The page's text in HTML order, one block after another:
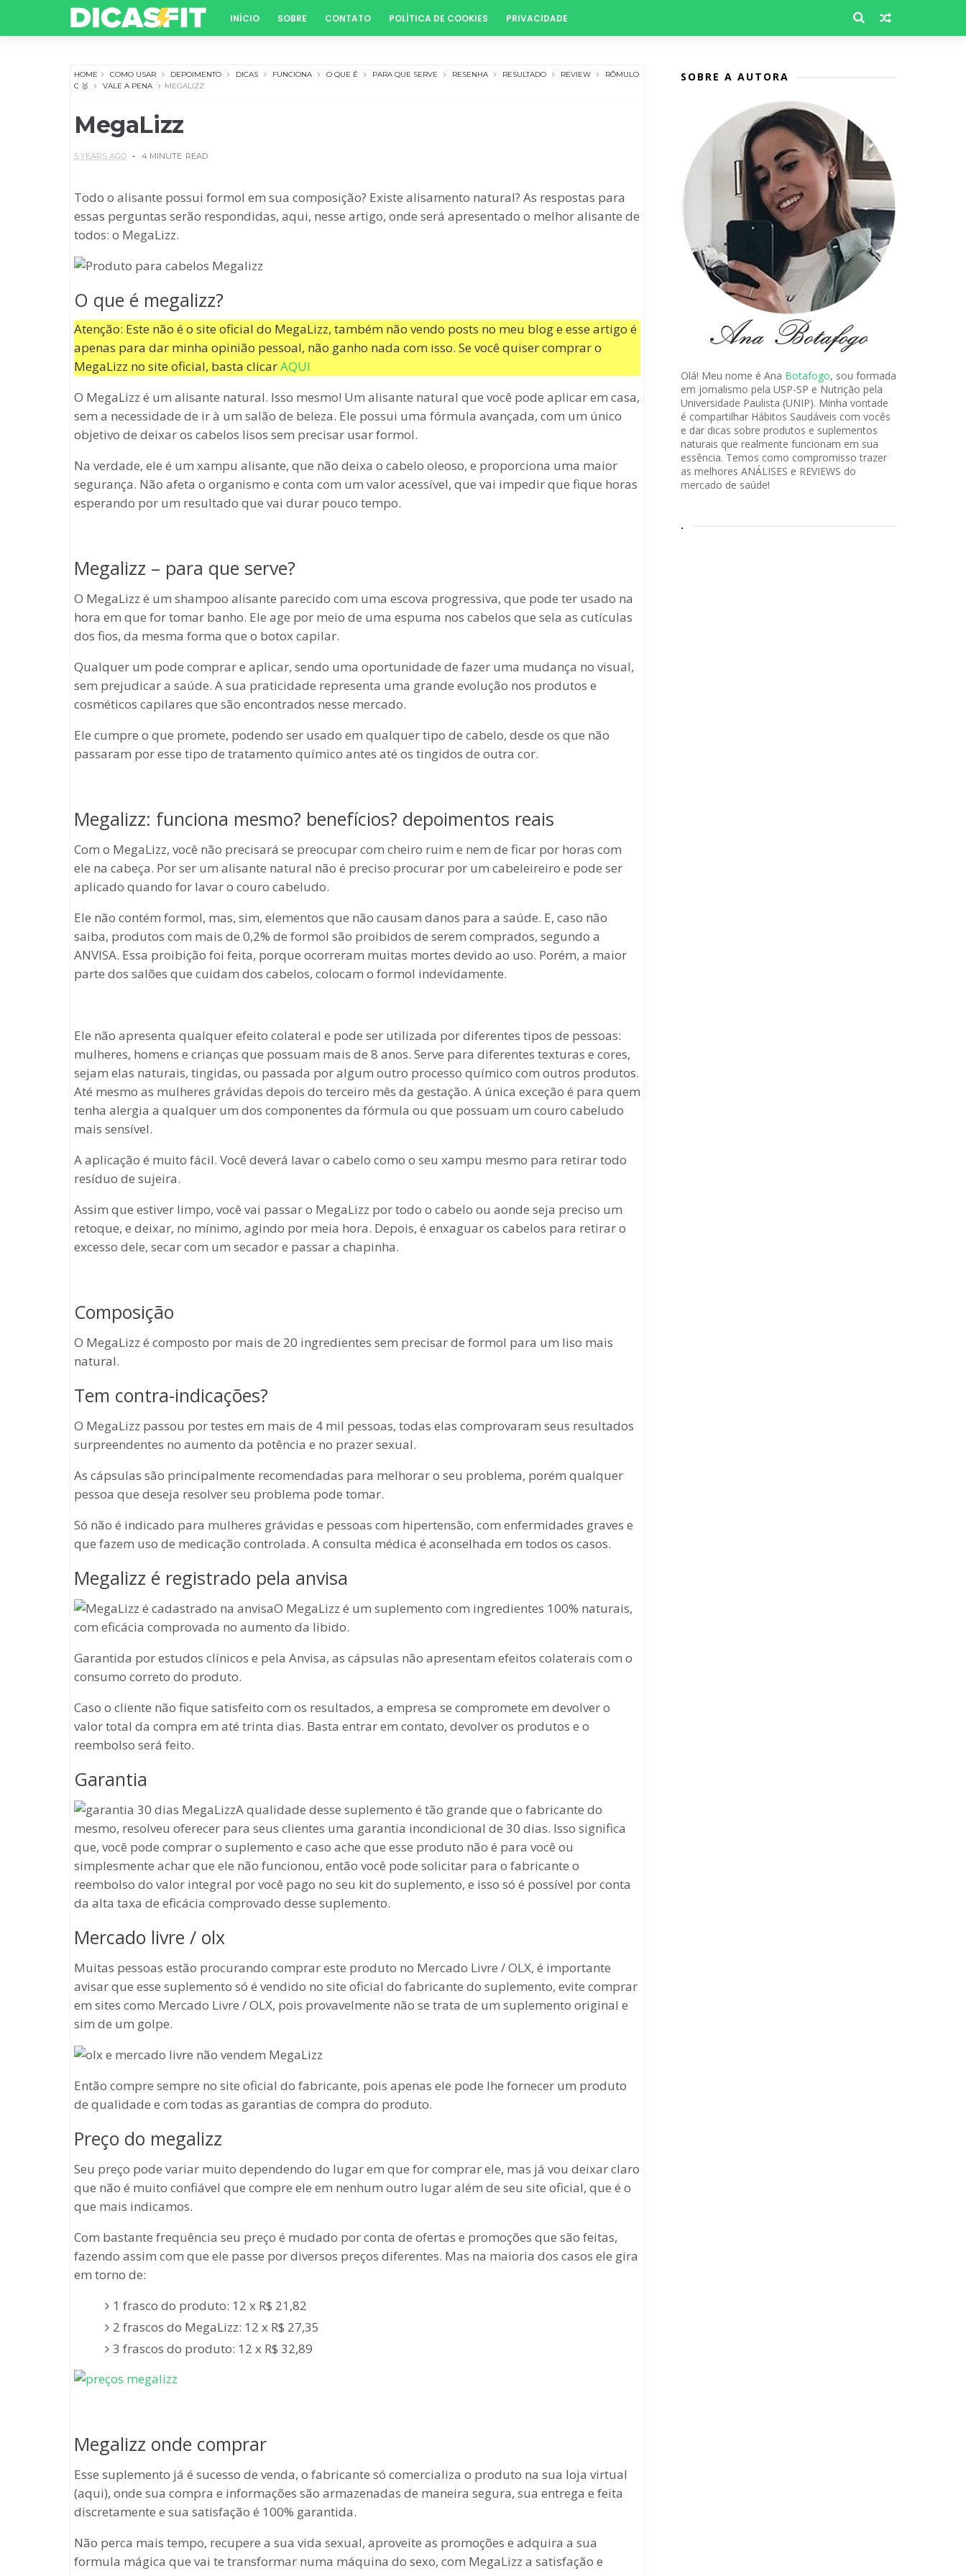
INÍCIO SOBRE CONTATO POLÍTICA DE COOKIES PRIVACIDADE
HOME COMO USAR DEPOIMENTO DICAS FUNCIONA O QUE É PARA QUE SERVE RESENHA RESULTADO REVIEW
RÔMULO
C 🥇
VALE A PENA MEGALIZZ
MegaLizz
5 YEARS AGO 4 MINUTE READ
Todo o alisante possui formol em sua composição? Existe alisamento natural? As respostas para
essas perguntas serão respondidas, aqui, nesse artigo, onde será apresentado o melhor alisante de
todos: o MegaLizz.
O que é megalizz?
Atenção: Este não é o site oficial do MegaLizz, também não vendo posts no meu blog e esse artigo é
apenas para dar minha opinião pessoal, não ganho nada com isso. Se você quiser comprar o
MegaLizz no site oficial, basta clicarAQUI
O MegaLizz é um alisante natural. Isso mesmo! Um alisante natural que você pode aplicar em casa,
sem a necessidade de ir à um salão de beleza. Ele possui uma fórmula avançada, com um único
objetivo de deixar os cabelos lisos sem precisar usar formol.
Na verdade, ele é um xampu alisante, que não deixa o cabelo oleoso, e proporciona uma maior
segurança. Não afeta o organismo e conta com um valor acessível, que vai impedir que fique horas
esperando por um resultado que vai durar pouco tempo.
Megalizz – para que serve?
O MegaLizz é um shampoo alisante parecido com uma escova progressiva, que pode ter usado na
hora em que for tomar banho. Ele age por meio de uma espuma nos cabelos que sela as cutículas
dos fios, da mesma forma que o botox capilar.
Qualquer um pode comprar e aplicar, sendo uma oportunidade de fazer uma mudança no visual,
sem prejudicar a saúde. A sua praticidade representa uma grande evolução nos produtos e
cosméticos capilares que são encontrados nesse mercado.
Ele cumpre o que promete, podendo ser usado em qualquer tipo de cabelo, desde os que não
passaram por esse tipo de tratamento químico antes até os tingidos de outra cor.
Megalizz: funciona mesmo? benefícios? depoimentos reais
Com o MegaLizz, você não precisará se preocupar com cheiro ruim e nem de ficar por horas com
ele na cabeça. Por ser um alisante natural não é preciso procurar por um cabeleireiro e pode ser
aplicado quando for lavar o couro cabeludo.
Ele não contém formol, mas, sim, elementos que não causam danos para a saúde. E, caso não
saiba, produtos com mais de 0,2% de formol são proibidos de serem comprados, segundo a
ANVISA. Essa proibição foi feita, porque ocorreram muitas mortes devido ao uso. Porém, a maior
parte dos salões que cuidam dos cabelos, colocam o formol indevidamente.
Ele não apresenta qualquer efeito colateral e pode ser utilizada por diferentes tipos de pessoas:
mulheres, homens e crianças que possuam mais de 8 anos. Serve para diferentes texturas e cores,
sejam elas naturais, tingidas, ou passada por algum outro processo químico com outros produtos.
Até mesmo as mulheres grávidas depois do terceiro mês da gestação. A única exceção é para quem
tenha alergia a qualquer um dos componentes da fórmula ou que possuam um couro cabeludo
mais sensível.
A aplicação é muito fácil. Você deverá lavar o cabelo como o seu xampu mesmo para retirar todo
resíduo de sujeira.
Assim que estiver limpo, você vai passar o MegaLizz por todo o cabelo ou aonde seja preciso um
retoque, e deixar, no mínimo, agindo por meia hora. Depois, é enxaguar os cabelos para retirar o
excesso dele, secar com um secador e passar a chapinha.
Composição
O MegaLizz é composto por mais de 20 ingredientes sem precisar de formol para um liso mais
natural.
Tem contra-indicações?
O MegaLizz passou por testes em mais de 4 mil pessoas, todas elas comprovaram seus resultados
surpreendentes no aumento da potência e no prazer sexual.
As cápsulas são principalmente recomendadas para melhorar o seu problema, porém qualquer
pessoa que deseja resolver seu problema pode tomar.
Só não é indicado para mulheres grávidas e pessoas com hipertensão, com enfermidades graves e
que fazem uso de medicação controlada. A consulta médica é aconselhada em todos os casos.
Megalizz é registrado pela anvisa
O MegaLizz é um suplemento com ingredientes 100% naturais,
com eficácia comprovada no aumento da libido.
Garantida por estudos clínicos e pela Anvisa, as cápsulas não apresentam efeitos colaterais com o
consumo correto do produto.
Caso o cliente não fique satisfeito com os resultados, a empresa se compromete em devolver o
valor total da compra em até trinta dias. Basta entrar em contato, devolver os produtos e o
reembolso será feito.
Garantia
A qualidade desse suplemento é tão grande que o fabricante do
mesmo, resolveu oferecer para seus clientes uma garantia incondicional de 30 dias. Isso significa
que, você pode comprar o suplemento e caso ache que esse produto não é para você ou
simplesmente achar que ele não funcionou, então você pode solicitar para o fabricante o
reembolso do valor integral por você pago no seu kit do suplemento, e isso só é possível por conta
da alta taxa de eficácia comprovado desse suplemento.
Mercado livre / olx
Muitas pessoas estão procurando comprar este produto no Mercado Livre / OLX, é importante
avisar que esse suplemento só é vendido no site oficial do fabricante do suplemento, evite comprar
em sites como Mercado Livre / OLX, pois provavelmente não se trata de um suplemento original e
sim de um golpe.
Então compre sempre no site oficial do fabricante, pois apenas ele pode lhe fornecer um produto
de qualidade e com todas as garantias de compra do produto.
Preço do megalizz
Seu preço pode variar muito dependendo do lugar em que for comprar ele, mas já vou deixar claro
que não é muito confiável que compre ele em nenhum outro lugar além de seu site oficial, que é o
que mais indicamos.
Com bastante frequência seu preço é mudado por conta de ofertas e promoções que são feitas,
fazendo assim com que ele passe por diversos preços diferentes. Mas na maioria dos casos ele gira
em torno de:
1 frasco do produto: 12 x R$ 21,82
2 frascos do MegaLizz: 12 x R$ 27,35
3 frascos do produto: 12 x R$ 32,89
Megalizz onde comprar
Esse suplemento já é sucesso de venda, o fabricante só comercializa o produto na sua loja virtual
(aqui), onde sua compra e informações são armazenadas de maneira segura, sua entrega e feita
discretamente e sua satisfação é 100% garantida.
Não perca mais tempo, recupere a sua vida sexual, aproveite as promoções e adquira a sua
formula mágica que vai te transformar numa máquina do sexo, com MegaLizz a satisfação e
SOBRE A AUTORA
Olá! Meu nome é Ana Botafogo, sou formada
em jornalismo pela USP-SP e Nutrição pela
Universidade Paulista (UNIP). Minha vontade
é compartilhar Hábitos Saudáveis com vocês
e dar dicas sobre produtos e suplementos
naturais que realmente funcionam em sua
essência. Temos como compromisso trazer
as melhores ANÁLISES e REVIEWS do
mercado de saúde!
.